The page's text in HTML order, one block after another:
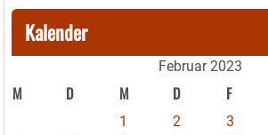
Kalender
Februar 2023
M D M D F
1 2 3